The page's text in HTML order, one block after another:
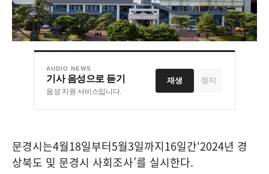
AUDIO NEWS
기사 음성으로 듣기
음성 지원 서비스입니다.
재생 정지
문경시는4월18일부터5월3일까지16일간‘2024년 경
상북도 및 문경시 사회조사’를 실시한다.